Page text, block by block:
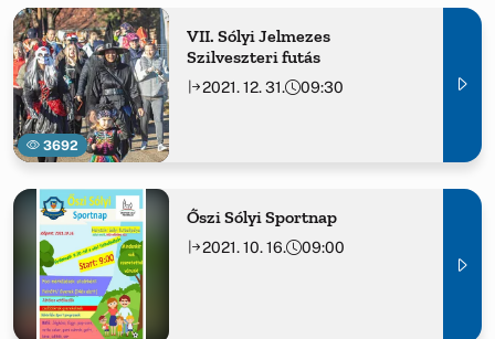
3692
VII. Sólyi Jelmezes
Szilveszteri futás
2021. 12. 31. 09:30
Őszi Sólyi Sportnap
2021. 10. 16. 09:00